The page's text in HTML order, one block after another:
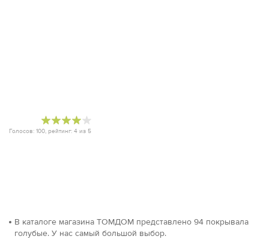
Голосов: 100, рейтинг: 4 из 5
В каталоге магазина ТОМДОМ представлено 94 покрывала
голубые. У нас самый большой выбор.